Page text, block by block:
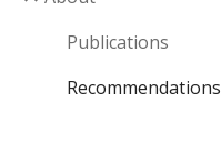
Publications
Recommendations